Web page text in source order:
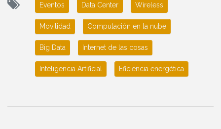
Eventos Data Center Wireless
Movilidad Computación en la nube
Big Data Internet de las cosas
Inteligencia Artificial Eficiencia energética